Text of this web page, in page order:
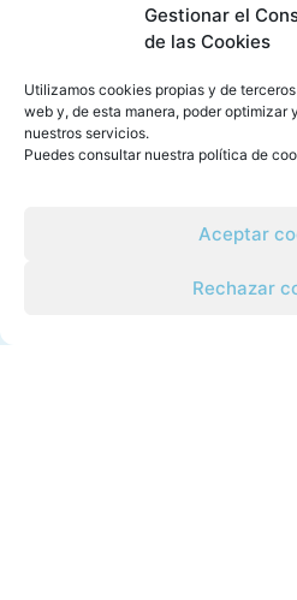
Gestionar el
de las Cookies
Utilizamos cookies propias y de
web y, de esta manera, poder optimizar
nuestros servicios.
Puedes consultar nuestra política de
Aceptar
Rechazar
CONTACTO
Pl. Valldecabres, 12, bajo
46930 Quart de Poblet,
info@vidanovavalencia.es